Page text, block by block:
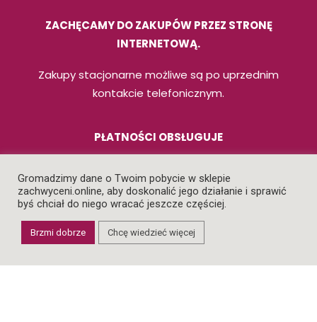
ZACHĘCAMY DO ZAKUPÓW PRZEZ STRONĘ
INTERNETOWĄ.
Zakupy stacjonarne możliwe są po uprzednim
kontakcie telefonicznym.
PŁATNOŚCI OBSŁUGUJE
NASZE ZASADY
REGULAMIN
POLITYKA PRYWATNOŚCI
Gromadzimy dane o Twoim pobycie w sklepie
zachwyceni.online, aby doskonalić jego działanie i sprawić
byś chciał do niego wracać jeszcze częściej.
Brzmi dobrze Chcę wiedzieć więcej